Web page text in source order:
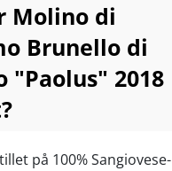
Molino di
Brunello di
"Paolus" 2018
på 100% Sangiovese-